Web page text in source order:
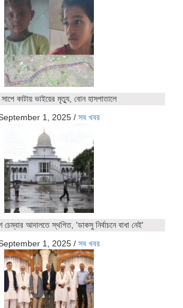
কাটায় ভাইয়ের মৃত্যু, বোন হাসপাতালে
1, 2025 / সব খবর
চেম্বার আদালতে স্থগিত, 'ডাকসু নির্বাচনে বাধা নেই'
1, 2025 / সব খবর